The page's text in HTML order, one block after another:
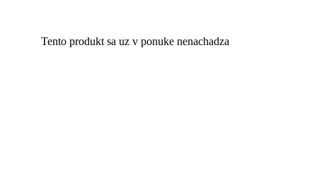
Tento produkt sa uz v ponuke nenachadza